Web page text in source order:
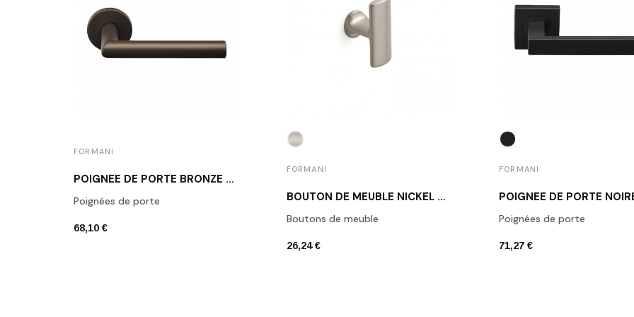
FORMANI
POIGNÉE DE PORTE BRONZE FORMANI LB2-19 BR
Poignées de porte
68,10 €
FORMANI
BOUTON DE MEUBLE NICKEL MAT 1929M NS
Boutons de meuble
26,24 €
FORMANI
Poignées de porte
71,27 €